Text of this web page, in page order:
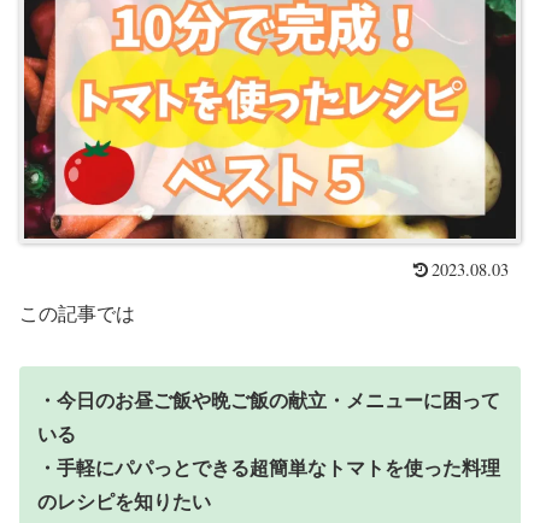
2023.08.03
この記事では
・今日のお昼ご飯や晩ご飯の献立・メニューに困って
いる
・手軽にパパっとできる超簡単なトマトを使った料理
のレシピを知りたい